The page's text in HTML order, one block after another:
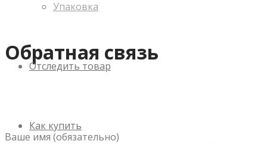
Упаковка
Отследить товар
Как купить
Обратная связь
Ваше имя (обязательно)